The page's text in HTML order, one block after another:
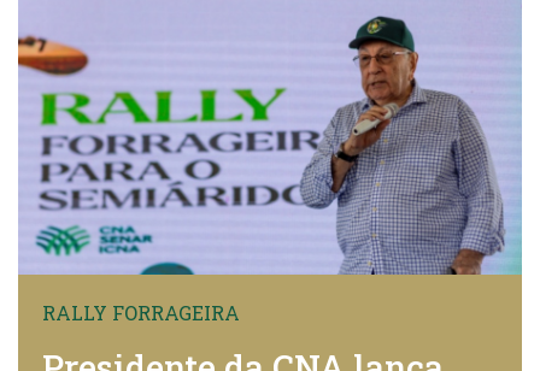
RALLY FORRAGEIRA